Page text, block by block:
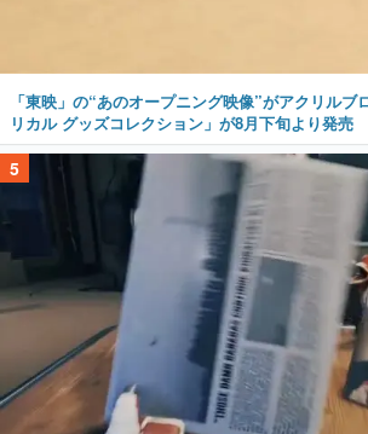
「東映」の“あのオープニング映像”がアクリルブ
リカル グッズコレクション」が8月下旬より発売
5